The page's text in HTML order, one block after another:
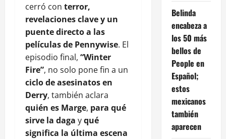
cerró con terror,
revelaciones clave y un
puente directo a las
películas de Pennywise. El
episodio final, “Winter
Fire”, no solo pone fin a un
ciclo de asesinatos en
Derry, también aclara
quién es Marge, para qué
sirve la daga yqué
significa la última escena
Belinda
encabeza a
los 50 más
bellos de
People en
Español;
estos
mexicanos
también
aparecen